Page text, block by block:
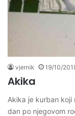
vjernik 19/10/
Akika
Akika je kurban koji
dan po njegovom